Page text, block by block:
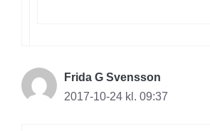
Frida G Svensson
2017-10-24 kl. 09:37